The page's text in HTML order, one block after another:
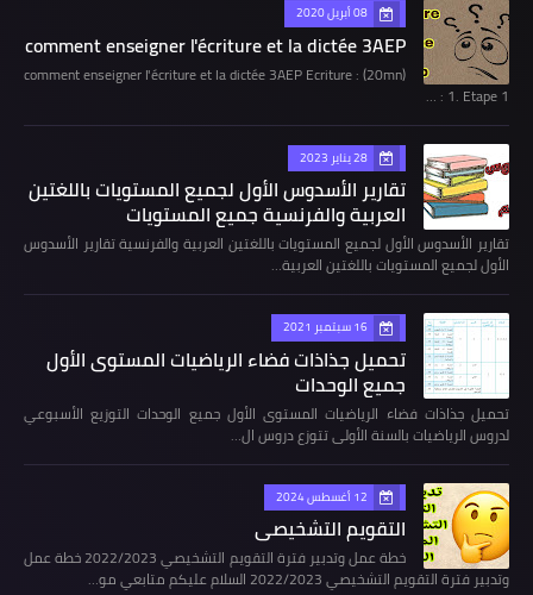
08 أبريل 2020
comment enseigner l'écriture et la dictée 3AEP
comment enseigner l'écriture et la dictée 3AEP Ecriture : (20mn)
1. Etape 1 : …
28 يناير 2023
تقارير الأسدوس الأول لجميع المستويات باللغتين
العربية والفرنسية جميع المستويات
تقارير الأسدوس الأول لجميع المستويات باللغتين العربية والفرنسية تقارير الأسدوس
الأول لجميع المستويات باللغتين العربية…
16 سبتمبر 2021
تحميل جذاذات فضاء الرياضيات المستوى الأول
جميع الوحدات
تحميل جذاذات فضاء الرياضيات المستوى الأول جميع الوحدات التوزيع الأسبوعي
لدروس الرياضيات بالسنة الأولى تتوزع دروس ال…
12 أغسطس 2024
التقويم التشخيصي
خطة عمل وتدبير فترة التقويم التشخيصي 2022/2023 خطة عمل
وتدبير فترة التقويم التشخيصي 2022/2023 السلام عليكم متابعي مو…